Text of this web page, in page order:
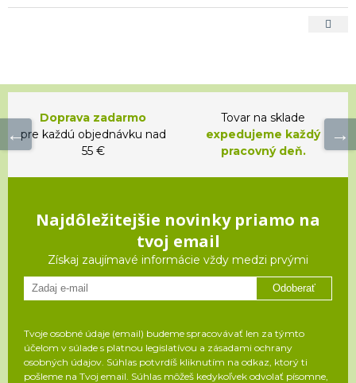
Doprava zadarmo
pre každú objednávku nad
55 €
Tovar na sklade
expedujeme každý
pracovný deň.
Najdôležitejšie novinky priamo na
tvoj email
Získaj zaujímavé informácie vždy medzi prvými
Odoberať
Tvoje osobné údaje (email) budeme spracovávať len za týmto
účelom v súlade s platnou legislatívou a zásadami ochrany
osobných údajov. Súhlas potvrdíš kliknutím na odkaz, ktorý ti
pošleme na Tvoj email. Súhlas môžeš kedykoľvek odvolať písomne,